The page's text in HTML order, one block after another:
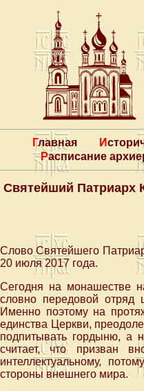
Главная
Расписание
Святейший Патриарх
Слово Святейшего
20 июля 2017 года.
Сегодня на монашестве
словно передовой отряд
Именно поэтому на
единства Церкви,
подпитывать гордыню, а
считает, что призван
интеллектуальному,
стороны внешнего мира.